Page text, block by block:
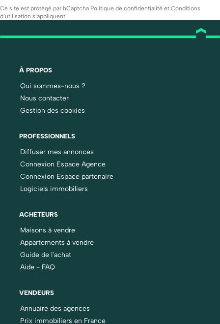
Ce site est protégé par hCaptcha Politique de confidentialité et Conditions
d’utilisation s’appliquent.
À PROPOS
Qui sommes-nous ?
Nous contacter
Gestion des cookies
PROFESSIONNELS
Diffuser mes annonces
Connexion Espace Agence
Connexion Espace partenaire
Logiciels immobiliers
ACHETEURS
Maisons à vendre
Appartements à vendre
Guide de l'achat
Aide - FAQ
VENDEURS
Annuaire des agences
Prix immobiliers en France